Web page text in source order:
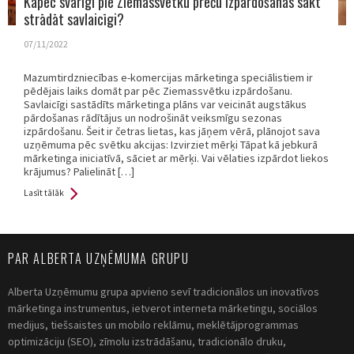
strādāt savlaicīgi?
07/11/2022
Mazumtirdzniecības e-komercijas mārketinga speciālistiem ir
pēdējais laiks domāt par pēc Ziemassvētku izpārdošanu.
Savlaicīgi sastādīts mārketinga plāns var veicināt augstākus
pārdošanas rādītājus un nodrošināt veiksmīgu sezonas
izpārdošanu. Šeit ir četras lietas, kas jāņem vērā, plānojot sava
uzņēmuma pēc svētku akcijas: Izvirziet mērķi Tāpat kā jebkurā
mārketinga iniciatīvā, sāciet ar mērķi. Vai vēlaties izpārdot liekos
krājumus? Palielināt […]
Lasīt tālāk
PAR ALBERTA UZŅĒMUMA GRUPU
Alberta Uzņēmumu grupa apvieno sevī tradicionālos un inovatīvos
mārketinga instrumentus, ietverot interneta mārketingu, sociālos
medijus, tiešsaistes un mobilo reklāmu, meklētājprogrammas
optimizāciju (SEO), zīmolu izstrādāšanu, tradicionālo druku,